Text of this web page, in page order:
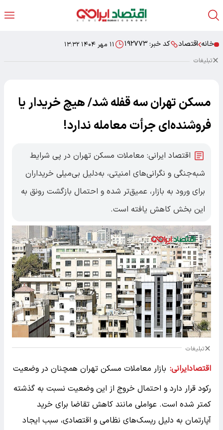
خانه اقتصاد کد خبر: ۱۹۲۷۷۳ ۱۱ مهر ۱۴۰۴ ۱۳:۳۲
تبلیغات
مسکن تهران سه قفله شد/ هیچ خریدار یا
فروشنده‌ای جرأت معامله ندارد!
اقتصاد ایرانی: معاملات مسکن تهران در پی شرایط
شبه‌جنگی و نگرانی‌های امنیتی، به‌دلیل بی‌میلی خریداران
برای ورود به بازار، عمیق‌تر شده و احتمال بازگشت رونق به
این بخش کاهش یافته است.
تبلیغات
اقتصادایرانی: بازار معاملات مسکن تهران همچنان در وضعیت
رکود قرار دارد و احتمال خروج از این وضعیت نسبت به گذشته
کمتر شده است. عواملی مانند کاهش تقاضا برای خرید
آپارتمان به دلیل ریسک‌های نظامی و اقتصادی، سبب ایجاد